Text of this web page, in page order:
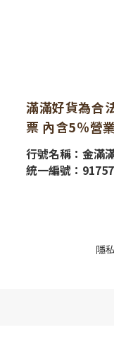
滿滿好貨為合
票 內含5％營
行號名稱：金滿
統一編號：
隱